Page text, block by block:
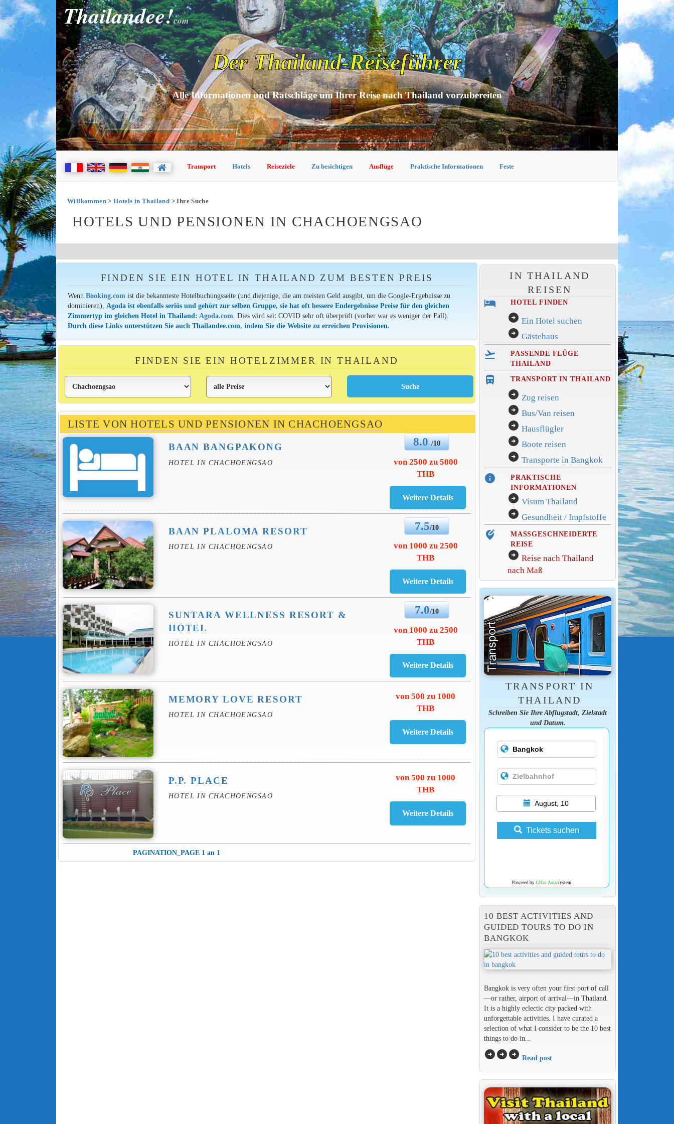
Thailandee!com
Der Thailand-Reiseführer
Alle Informationen und Ratschläge um Ihrer Reise nach Thailand vorzubereiten
Transport Hotels Reiseziele Zu besichtigen Ausflüge Praktische Informationen Feste
Willkommen>Hotels in Thailand > Ihre Suche
HOTELS UND PENSIONEN IN CHACHOENGSAO
FINDEN SIE EIN HOTEL IN THAILAND ZUM BESTEN PREIS
WennBooking.comist die bekannteste Hotelbuchungsseite (und diejenige, die am meisten Geld ausgibt, um die Google-Ergebnisse zu
dominieren),Agoda ist ebenfalls seriös und gehört zur selben Gruppe, sie hat oft bessere Endergebnisse Preise für den gleichen
Zimmertyp im gleichen Hotel in Thailand:Agoda.com. Dies wird seit COVID sehr oft überprüft (vorher war es weniger der Fall).
Durch diese Links unterstützen Sie auch Thailandee.com, indem Sie die Website zu erreichen Provisionen.
FINDEN SIE EIN HOTELZIMMER IN THAILAND
LISTE VON HOTELS UND PENSIONEN IN CHACHOENGSAO
BAAN BANGPAKONG
HOTEL IN CHACHOENGSAO
8.0/10
von 2500 zu 5000
THB
BAAN PLALOMA RESORT
HOTEL IN CHACHOENGSAO
7.5/10
von 1000 zu 2500
THB
SUNTARA WELLNESS RESORT &
HOTEL
HOTEL IN CHACHOENGSAO
7.0/10
von 1000 zu 2500
THB
MEMORY LOVE RESORT
HOTEL IN CHACHOENGSAO
von 500 zu 1000
THB
P.P. PLACE
HOTEL IN CHACHOENGSAO
von 500 zu 1000
THB
PAGINATION_PAGE 1 an 1
IN THAILAND
REISEN
hotel HOTEL FINDEN
arrow_circle_right Ein Hotel suchen
arrow_circle_right Gästehaus
flight_takeoff
PASSENDE FLÜGE
THAILAND
directions_bus_filled TRANSPORT IN THAILAND
arrow_circle_right Zug reisen
arrow_circle_right Bus/Van reisen
arrow_circle_right Hausflügler
arrow_circle_right Boote reisen
arrow_circle_right Transporte in Bangkok
info
PRAKTISCHE
INFORMATIONEN
arrow_circle_right Visum Thailand
arrow_circle_right Gesundheit / Impfstoffe
edit_location_alt
MASSGESCHNEIDERTE
REISE
arrow_circle_right Reise nach Thailand
nach Maß
TRANSPORT IN
THAILAND
Schreiben Sie Ihre Abflugstadt, Zielstadt
und Datum.
August, 10
Tickets suchen
Powered by 12Go Asiasystem
10 BEST ACTIVITIES AND
GUIDED TOURS TO DO IN
BANGKOK
Bangkok is very often your first port of call
—or rather, airport of arrival—in Thailand.
It is a highly eclectic city packed with
unforgettable activities. I have curated a
selection of what I consider to be the 10 best
things to do in...
arrow_circle_rightarrow_circle_rightarrow_circle_right Read post